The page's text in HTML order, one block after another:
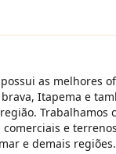
as melhores
Itapema e
Trabalhamos
e
mar e demais regiões.